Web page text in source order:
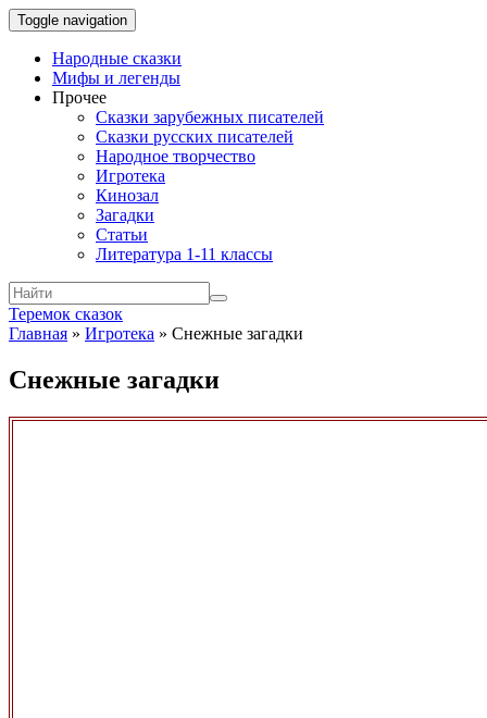
Toggle navigation
Народные сказки
Мифы и легенды
Прочее
Сказки зарубежных писателей
Сказки русских писателей
Народное творчество
Игротека
Кинозал
Загадки
Статьи
Литература 1-11 классы
Теремок сказок
Главная » Игротека » Снежные загадки
Снежные загадки